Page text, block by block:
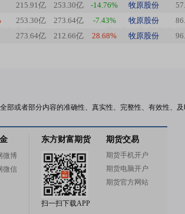
215.91亿 253.30亿 -14.76% 牧原股份
253.30亿 273.64亿 -7.43% 牧原股份
273.64亿 212.66亿 28.68% 牧原股份
部或者部分内容的准确性、真实性、完整性、有效性、
微博
微信
东方财富期货
扫一扫下载APP
期货交易
期货手机开户
期货电脑开户
期货官方网站